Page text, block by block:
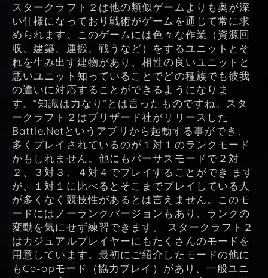
スタークラフト２は他の類似ゲームよりも奥が深
い仕様になっており戦術がゲームを通じて常に求
められます。このゲームには色々な作業（資源回
収、建築、運搬、戦うなど）をするユニットとそ
れを生み出す建物があり、相性の良いユニットと
悪いユニット知っていることでどの種族でも彼我
の違いに対応することができるようになりま
す。“知識は力なり”とは言ったものですね。スタ
ークラフト２はブリザード社がリリースした
Battle.Netというアプリから起動する事ができ、
多くプレイされているのが１対１のランクモード
かもしれません。他にもバーサスモードで２対
２、３対３、４対４でプレイすることができ ます
が、１対１に比べるとそこまでプレイしている人
が多くなく競技性があるとは言えません。このモ
ードにはノーランクバージョンもあり、ランクの
変動を気にせず練習できます。 スタークラフト２
はカジュアルプレイヤーにもたくさんのモードを
用意しています。最初にご紹介したモードの他に
もCo-opモード（協力プレイ）があり、一般ユニ